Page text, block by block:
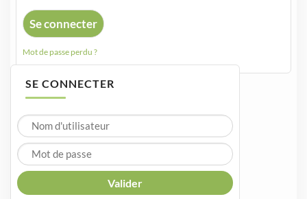
Mot de passe perdu ?
SE CONNECTER